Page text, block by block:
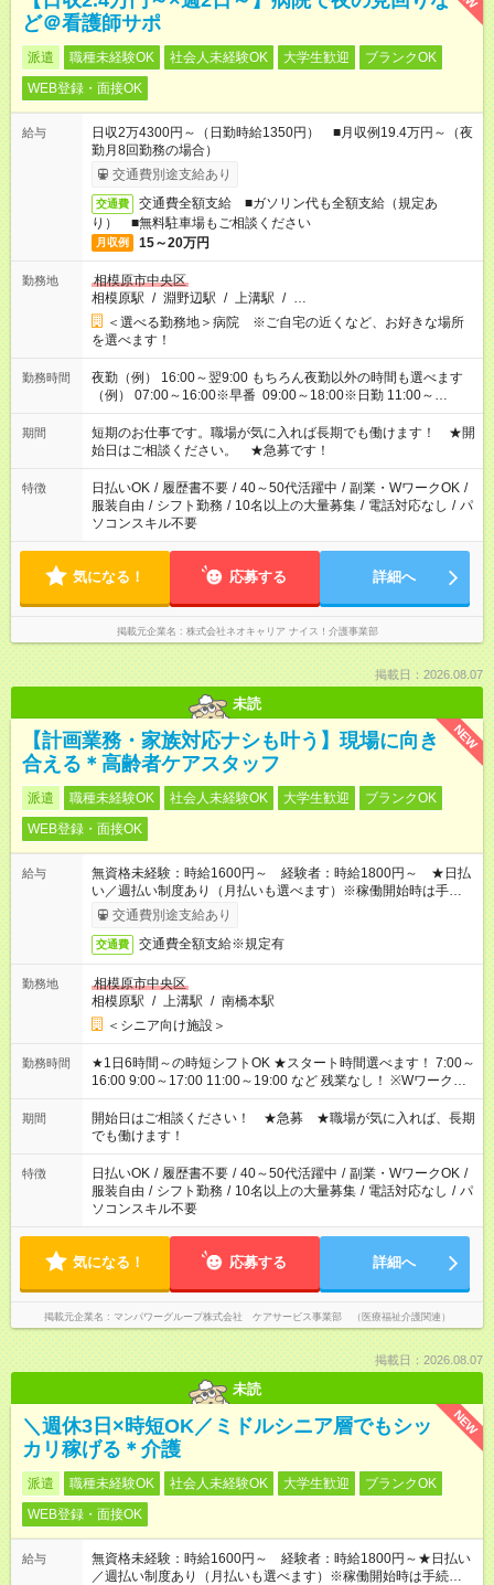
ど＠看護師サポ
派遣 職種未経験OK 社会人未経験OK 大学生歓迎
ブランクOK
WEB登録・面接OK
給与
日収2万4300円～（日勤時給1350円） ■月収例19.4万円～（夜
勤月8回勤務の場合）
交通費別途支給あり
交通費
交通費全額支給 ■ガソリン代も全額支給（規定あ
り） ■無料駐車場もご相談ください
月収例 15～20万円
勤務地
相模原市中央区
相模原駅 / 淵野辺駅 / 上溝駅 / …
＜選べる勤務地＞病院 ※ご自宅の近くなど、お好きな場所
を選べます！
勤務時間
夜勤（例） 16:00～翌9:00 もちろん夜勤以外の時間も選べます
（例） 07:00～16:00※早番 09:00～18:00※日勤 11:00～
20:00※遅番 ※時間は、固定・選べる施設もあるので、ご希望が
あれば調整できます！ ※シフト制。勤務地により実働時間が異
なります。★家庭の都合でお休みが必要な場合も遠慮なくご相談
ください。
期間
短期のお仕事です。職場が気に入れば長期でも働けます！ ★開
始日はご相談ください。 ★急募です！
特徴 日払いOK / 履歴書不要 / 40～50代活躍中 / 副業・WワークOK /
服装自由 / シフト勤務 / 10名以上の大量募集 / 電話対応なし / パ
ソコンスキル不要
気になる！ 応募する 詳細へ
掲載元企業名 株式会社ネオキャリア ナイス！介護事業部
掲載日：2026.08.07
未読
NEW
【計画業務・家族対応ナシも叶う】現場に向き
合える＊高齢者ケアスタッフ
派遣 職種未経験OK 社会人未経験OK 大学生歓迎
ブランクOK
WEB登録・面接OK
給与
無資格未経験：時給1600円～ 経験者：時給1800円～ ★日払
い／週払い制度あり（月払いも選べます）※稼働開始時は手続き
完了次第のお支払いとなります。
交通費別途支給あり
交通費 交通費全額支給※規定有
勤務地
相模原市中央区
相模原駅 / 上溝駅 / 南橋本駅
＜シニア向け施設＞
勤務時間
★1日6時間～の時短シフトOK ★スタート時間選べます！ 7:00～
16:00 9:00～17:00 11:00～19:00 など 残業なし！ ※Wワークの
場合、他のお仕事と合わせ週40時間超の就業はご案内できませ
ん ※法令に基づき、週20時間以上勤務は社会保険への加入対象
となります ※労働者派遣法（日雇い派遣の原則禁止）により、
短時間・短期間の就業はご案内が難しい場合があります
期間
開始日はご相談ください！ ★急募 ★職場が気に入れば、長期
でも働けます！
特徴 日払いOK / 履歴書不要 / 40～50代活躍中 / 副業・WワークOK /
服装自由 / シフト勤務 / 10名以上の大量募集 / 電話対応なし / パ
ソコンスキル不要
気になる！ 応募する 詳細へ
掲載元企業名 マンパワーグループ株式会社 ケアサービス事業部 （医療福祉介護関連）
掲載日：2026.08.07
未読
NEW
＼週休3日×時短OK／ミドルシニア層でもシッ
カリ稼げる＊介護
派遣 職種未経験OK 社会人未経験OK 大学生歓迎
ブランクOK
WEB登録・面接OK
給与
無資格未経験：時給1600円～ 経験者：時給1800円～★日払い
／週払い制度あり（月払いも選べます）※稼働開始時は手続き完